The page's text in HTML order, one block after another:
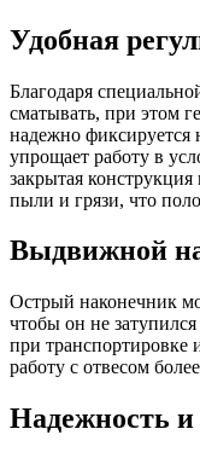
Удобная
Благодаря
сматывать, при этом
надежно фиксируется
упрощает работу в
закрытая
пыли и грязи, что
Выдвижной
Острый наконечник
чтобы он не
при транспортировке
работу с отвесом
Надежность и